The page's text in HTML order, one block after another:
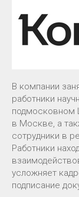
В компании
работники
подмосковном
в Москве, а
сотрудники в
Работники
усложняет
подписание